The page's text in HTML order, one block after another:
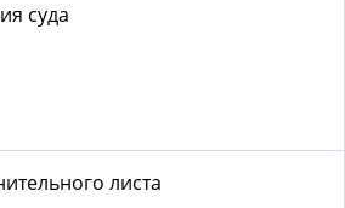
суда
листа